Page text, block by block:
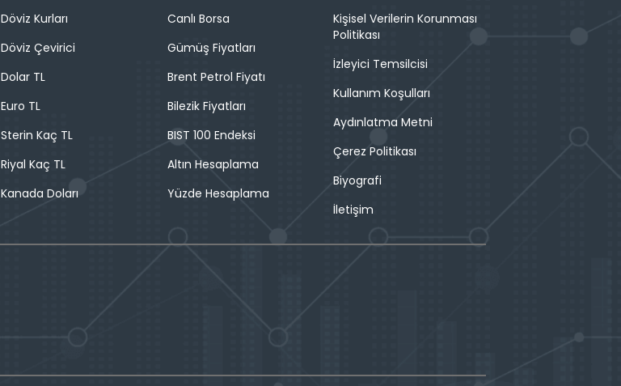
Döviz Kurları
Döviz Çevirici
Dolar TL
Euro TL
Sterin Kaç TL
Riyal Kaç TL
Kanada Doları
Canlı Borsa
Gümüş Fiyatları
Brent Petrol Fiyatı
Bilezik Fiyatları
BIST 100 Endeksi
Altın Hesaplama
Yüzde Hesaplama
Kişisel Verilerin Korunması
Politikası
İzleyici Temsilcisi
Kullanım Koşulları
Aydınlatma Metni
Çerez Politikası
Biyografi
İletişim